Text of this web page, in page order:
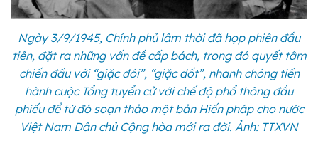
Ngày 3/9/1945, Chính phủ lâm thời đã họp phiên đầu
tiên, đặt ra những vấn đề cấp bách, trong đó quyết tâm
chiến đấu với “giặc đói”, “giặc dốt”, nhanh chóng tiến
hành cuộc Tổng tuyển cử với chế độ phổ thông đầu
phiếu để từ đó soạn thảo một bản Hiến pháp cho nước
Việt Nam Dân chủ Cộng hòa mới ra đời. Ảnh: TTXVN